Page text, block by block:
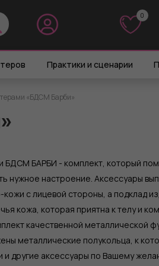
0
Практики и сценарии
«БДСМ Барби»
БДСМ БАРБИ - комплект, который
нужное настроение. Аксессуары
с лицевой стороны, а подклад
кожа, которая приятна к телу и
качественной металлической
металлические полукольца, к
и другие аксессуары по Вашему